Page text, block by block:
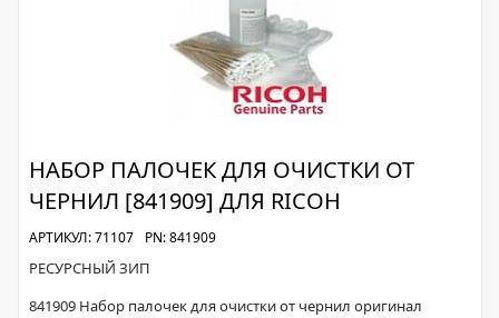
НАБОР ПАЛОЧЕК ДЛЯ ОЧИСТКИ ОТ
ЧЕРНИЛ [841909] ДЛЯ RICOH
АРТИКУЛ: 71107 PN: 841909
РЕСУРСНЫЙ ЗИП
841909 Набор палочек для очистки от чернил оригинал